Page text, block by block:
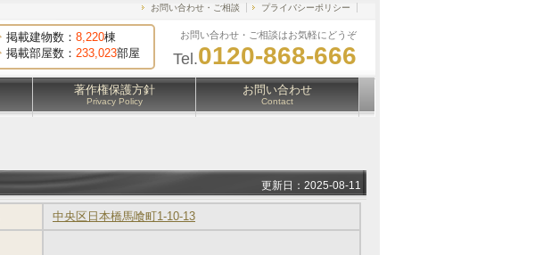
掲載建物数： 8,220棟
掲載部屋数： 233,023部屋
お問い合わせ・ご相談はお気軽にどうぞ
Tel.0120-868-666
お問い合わせ・ご相談 プライバシーポリシー
著作権保護方針
Privacy Policy
お問い合わせ
Contact
更新日：2025-08-11
中央区日本橋馬喰町1-10-13